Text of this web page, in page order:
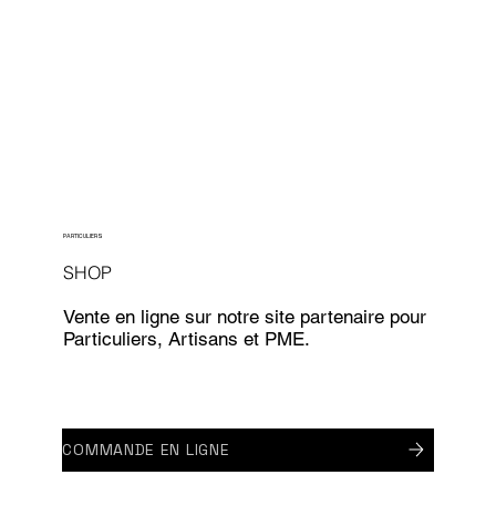
SHOP
PARTICULIERS
Vente en ligne sur notre site partenaire pour
Particuliers, Artisans et PME.
COMMANDE EN LIGNE